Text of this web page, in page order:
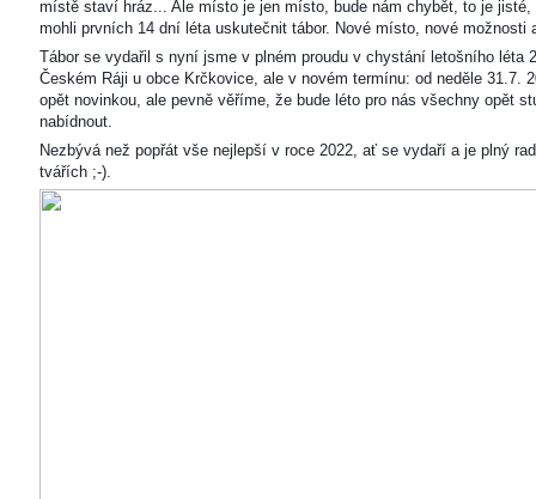
místě staví hráz... Ale místo je jen místo, bude nám chybět, to je
mohli prvních 14 dní léta uskutečnit tábor. Nové místo, nové
Tábor se vydařil s nyní jsme v plném proudu v chystání letošního léta
Českém Ráji u obce Krčkovice, ale v novém termínu: od neděle 31.7.
opět novinkou, ale pevně věříme, že bude léto pro nás všechny opět
nabídnout.
Nezbývá než popřát vše nejlepší v roce 2022, ať se vydaří a je plný
tvářích ;-).